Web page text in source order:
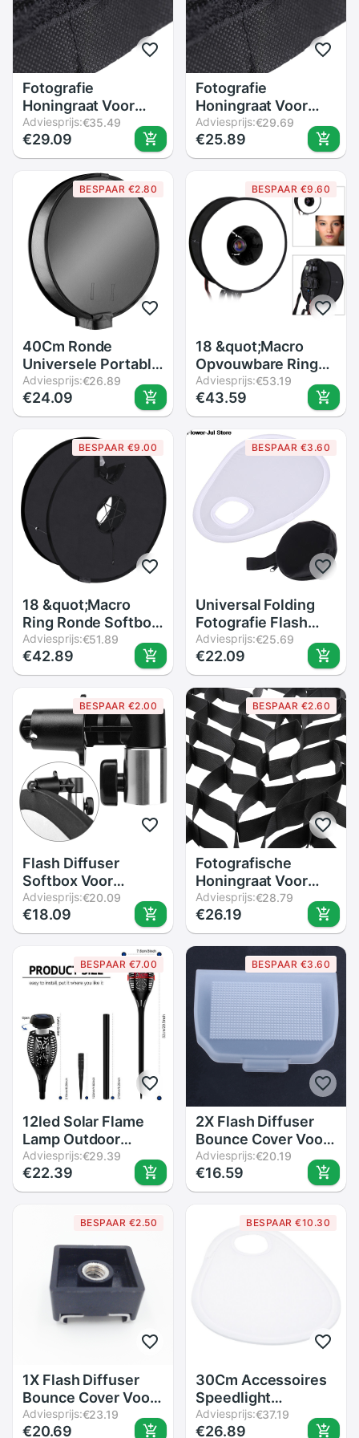
Fotografie
Honingraat Voor
50*70Cm/20*28Inch
Paraplu Softbox
Studio Strobe
Paraplu Softbox
Adviesprijs:€35.49
€29.09
Fotografie
Honingraat Voor
50*70Cm/20*28Inch
Paraplu Softbox
Studio Strobe
Adviesprijs:€29.69
€25.89
BESPAAR €2.80
40Cm Ronde
Universele Portable
Speedlight Softbox
Flash Diffuser Op-
Top Soft Box Voor
Camera
Adviesprijs:€26.89
€24.09
BESPAAR €9.60
18 &quot;Macro
Opvouwbare Ring
Circulaire Ronde
Stijl Softbox
Diffuser Voor
Speedlight Zaklamp
Verlichting
Apparaat Schieten
Adviesprijs:€53.19
€43.59
BESPAAR €9.00
18 &quot;Macro
Ring Ronde Softbox
Soft Box Voor
Speedlight Zaklamp
Schieten
Adviesprijs:€51.89
€42.89
BESPAAR €3.60
Universal Folding
Fotografie Flash
Lens Diffuser
Reflector Flash
Diffuser Softbox
Voor Dslr Slr
Camera Lenzen
Adviesprijs:€25.69
€22.09
BESPAAR €2.00
Flash Diffuser
Softbox Voor
Speedlite YN-568
Ex Flash Diffuser
Met Reflector
Houder Stand Light
Stand Clip
Adviesprijs:€20.09
€18.09
BESPAAR €2.60
Fotografische
Honingraat Voor
80Cm/31 Inch
Octagon
Studio/Strobe
Paraplu Softbox
Adviesprijs:€28.79
€26.19
BESPAAR €7.00
12led Solar Flame
Lamp Outdoor
Inductie Tuin
Binnenplaats Plug
Decoratieve
Adviesprijs:€29.39
€22.39
BESPAAR €3.60
2X Flash Diffuser
Bounce Cover Voor
Yongnuo YN685
YN600EX-RT YN-
660 Speedlight
Adviesprijs:€20.19
€16.59
BESPAAR €2.50
1X Flash Diffuser
Bounce Cover Voor
Yongnuo YN685
YN600EX-RT YN-
Adviesprijs:€23.19
€20.69
BESPAAR €10.30
30Cm Accessoires
Speedlight
Fotografie
Reflecterende
Adviesprijs:€37.19
€26.89